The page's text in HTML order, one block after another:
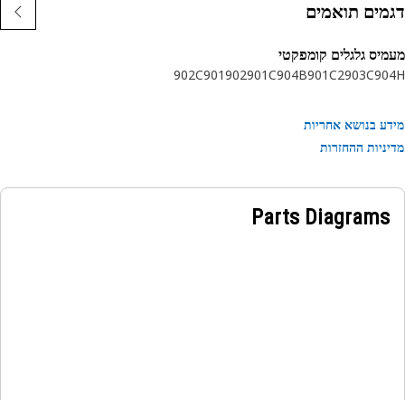
תואמים
גלגלים קומפקטי
903C
901C2
904B
901C
902
901
902C
בנושא אחריות
ההחזרות
Parts Diagrams